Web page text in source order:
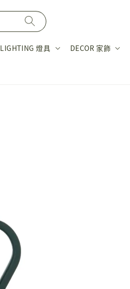
LIGHTING 燈具 DECOR 家飾